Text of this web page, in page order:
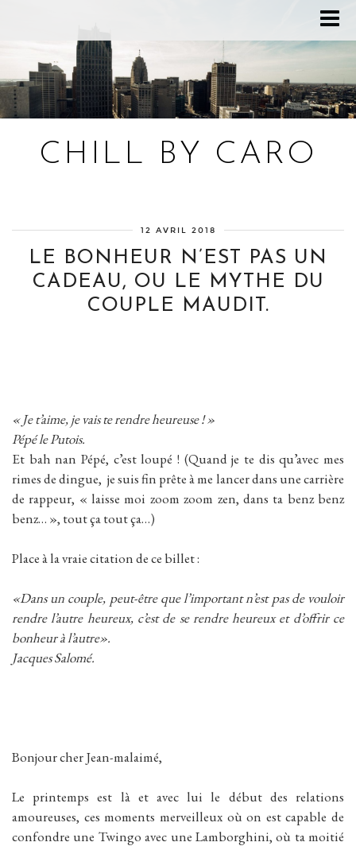
CHILL BY CARO
12 AVRIL 2018
LE BONHEUR N’EST PAS UN
CADEAU, OU LE MYTHE DU
COUPLE MAUDIT.
« Je t’aime, je vais te rendre heureuse ! »
Pépé le Putois.
Et bah nan Pépé, c’est loupé ! (Quand je te dis qu’avec mes
rimes de dingue, je suis fin prête à me lancer dans une carrière
de rappeur, « laisse moi zoom zoom zen, dans ta benz benz
benz… », tout ça tout ça…)
Place à la vraie citation de ce billet :
«Dans un couple, peut-être que l’important n’est pas de vouloir
rendre l’autre heureux, c’est de se rendre heureux et d’offrir ce
bonheur à l’autre».
Jacques Salomé.
Bonjour cher Jean-malaimé,
Le printemps est là et avec lui le début des relations
amoureuses, ces moments merveilleux où on est capable de
confondre une Twingo avec une Lamborghini, où ta moitié